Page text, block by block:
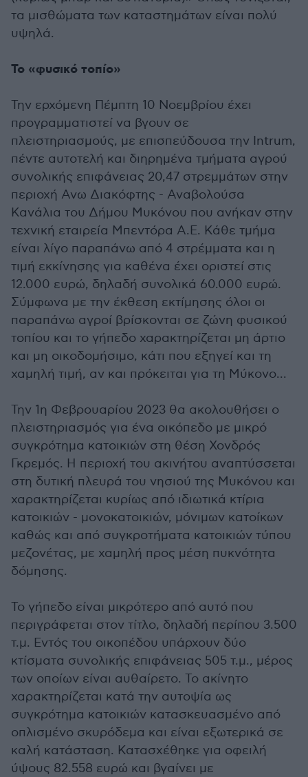
τα μισθώματα των καταστημάτων είναι πολύ
υψηλά.
Το «φυσικό τοπίο»
Την ερχόμενη Πέμπτη 10 Νοεμβρίου έχει
προγραμματιστεί να βγουν σε
πλειστηριασμούς, με επισπεύδουσα την Intrum,
πέντε αυτοτελή και διηρημένα τμήματα αγρού
συνολικής επιφάνειας 20,47 στρεμμάτων στην
περιοχή Ανω Διακόφτης - Αναβολούσα
Κανάλια του Δήμου Μυκόνου που ανήκαν στην
τεχνική εταιρεία Μπεντόρα Α.Ε. Κάθε τμήμα
είναι λίγο παραπάνω από 4 στρέμματα και η
τιμή εκκίνησης για καθένα έχει οριστεί στις
12.000 ευρώ, δηλαδή συνολικά 60.000 ευρώ.
Σύμφωνα με την έκθεση εκτίμησης όλοι οι
παραπάνω αγροί βρίσκονται σε ζώνη φυσικού
τοπίου και το γήπεδο χαρακτηρίζεται μη άρτιο
και μη οικοδομήσιμο, κάτι που εξηγεί και τη
χαμηλή τιμή, αν και πρόκειται για τη Μύκονο...
Την 1η Φεβρουαρίου 2023 θα ακολουθήσει ο
πλειστηριασμός για ένα οικόπεδο με μικρό
συγκρότημα κατοικιών στη θέση Χονδρός
Γκρεμός. Η περιοχή του ακινήτου αναπτύσσεται
στη δυτική πλευρά του νησιού της Μυκόνου και
χαρακτηρίζεται κυρίως από ιδιωτικά κτίρια
κατοικιών - μονοκατοικιών, μόνιμων κατοίκων
καθώς και από συγκροτήματα κατοικιών τύπου
μεζονέτας, με χαμηλή προς μέση πυκνότητα
δόμησης.
Το γήπεδο είναι μικρότερο από αυτό που
περιγράφεται στον τίτλο, δηλαδή περίπου 3.500
τ.μ. Εντός του οικοπέδου υπάρχουν δύο
κτίσματα συνολικής επιφάνειας 505 τ.μ., μέρος
των οποίων είναι αυθαίρετο. Το ακίνητο
χαρακτηρίζεται κατά την αυτοψία ως
συγκρότημα κατοικιών κατασκευασμένο από
οπλισμένο σκυρόδεμα και είναι εξωτερικά σε
καλή κατάσταση. Κατασχέθηκε για οφειλή
ύψους 82.558 ευρώ και βγαίνει με